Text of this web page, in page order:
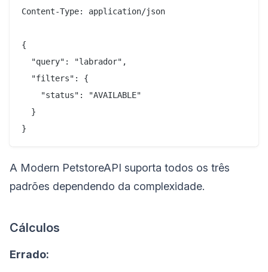
Content-Type: application/json
{
  "query": "labrador",
  "filters": {
    "status": "AVAILABLE"
  }
A Modern PetstoreAPI suporta todos os três
padrões dependendo da complexidade.
Cálculos
Errado: